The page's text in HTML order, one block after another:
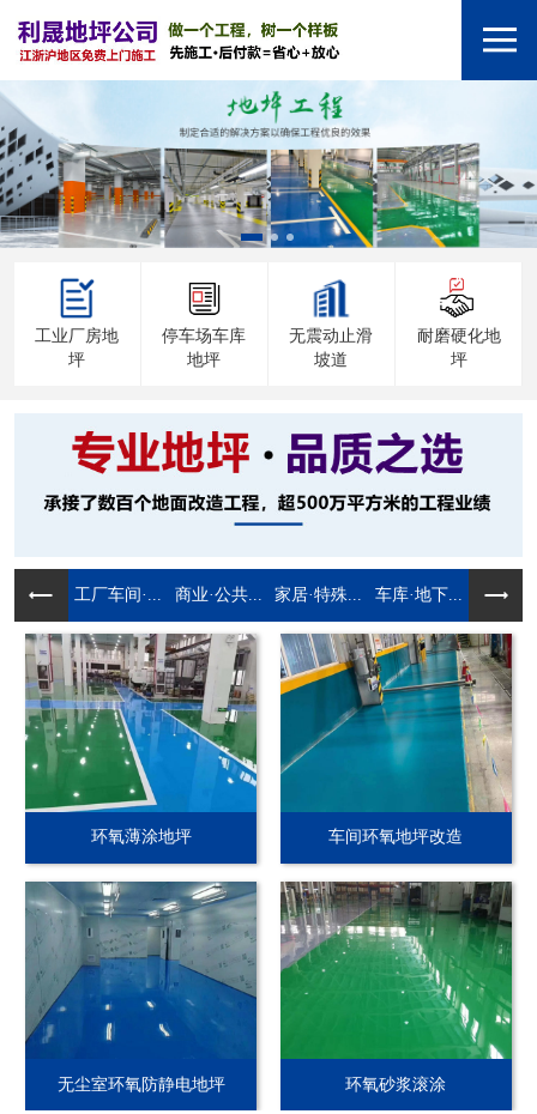
工业厂房地
坪
停车场车库
地坪
无震动止滑
坡道
耐磨硬化地
坪
工厂车间·... 商业·公共... 家居·特殊... 车库·地下...
环氧薄涂地坪 车间环氧地坪改造
无尘室环氧防静电地坪 环氧砂浆滚涂